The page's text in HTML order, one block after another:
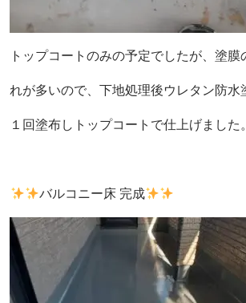
トップコートのみの予定でしたが、塗膜
れが多いので、下地処理後ウレタン防水
１回塗布し トップコートで仕上げました。
バルコニー床 完成